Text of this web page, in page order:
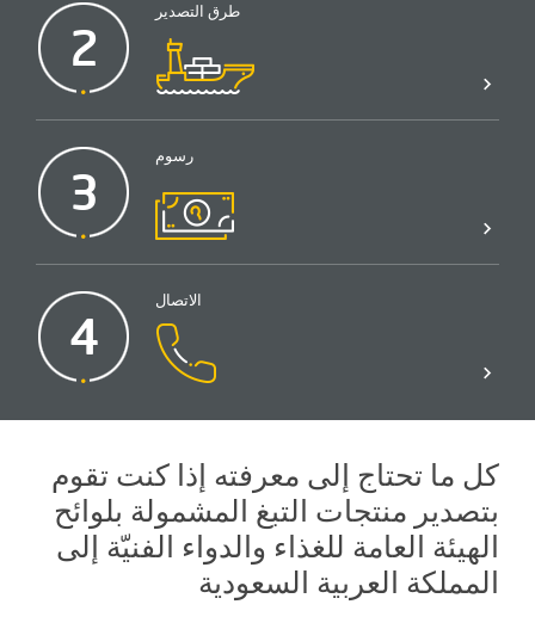
2
طرق التصدير
3
رسوم
4
الاتصال
كل ما تحتاج إلى معرفته إذا كنت تقوم
بتصدير منتجات التبغ المشمولة بلوائح
الهيئة العامة للغذاء والدواء الفنيّة إلى
المملكة العربية السعودية